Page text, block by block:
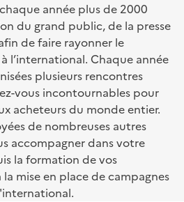
année plus de 2000
du grand public, de la presse
de faire rayonner le
l’international. Chaque année
plusieurs rencontres
vous incontournables pour
acheteurs du monde entier.
de nombreuses autres
accompagner dans votre
la formation de vos
mise en place de campagnes